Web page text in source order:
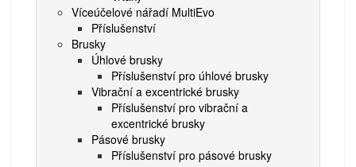
Víceúčelové nářadí MultiEvo
Příslušenství
Brusky
Úhlové brusky
Příslušenství pro úhlové brusky
Vibrační a excentrické brusky
Příslušenství pro vibrační a
excentrické brusky
Pásové brusky
Příslušenství pro pásové brusky